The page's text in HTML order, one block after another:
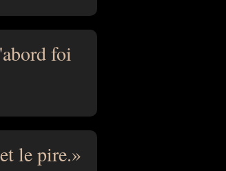
foi
le pire.